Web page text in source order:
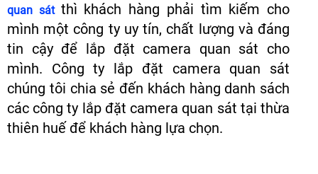
quan sát thì khách hàng phải tìm kiếm cho
mình một công ty uy tín, chất lượng và đáng
tin cậy để lắp đặt camera quan sát cho
mình. Công ty lắp đặt camera quan sát
chúng tôi chia sẻ đến khách hàng danh sách
các công ty lắp đặt camera quan sát tại thừa
thiên huế để khách hàng lựa chọn.